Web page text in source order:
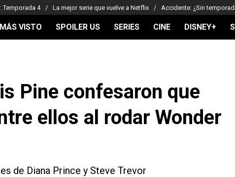
Temporada 4 La mejor serie que vuelve a Netflix Accidente: ¿Sin
VISTO SPOILER US SERIES CINE DISNEY+
Pine confesaron que
ellos al rodar Wonder
de Diana Prince y Steve Trevor